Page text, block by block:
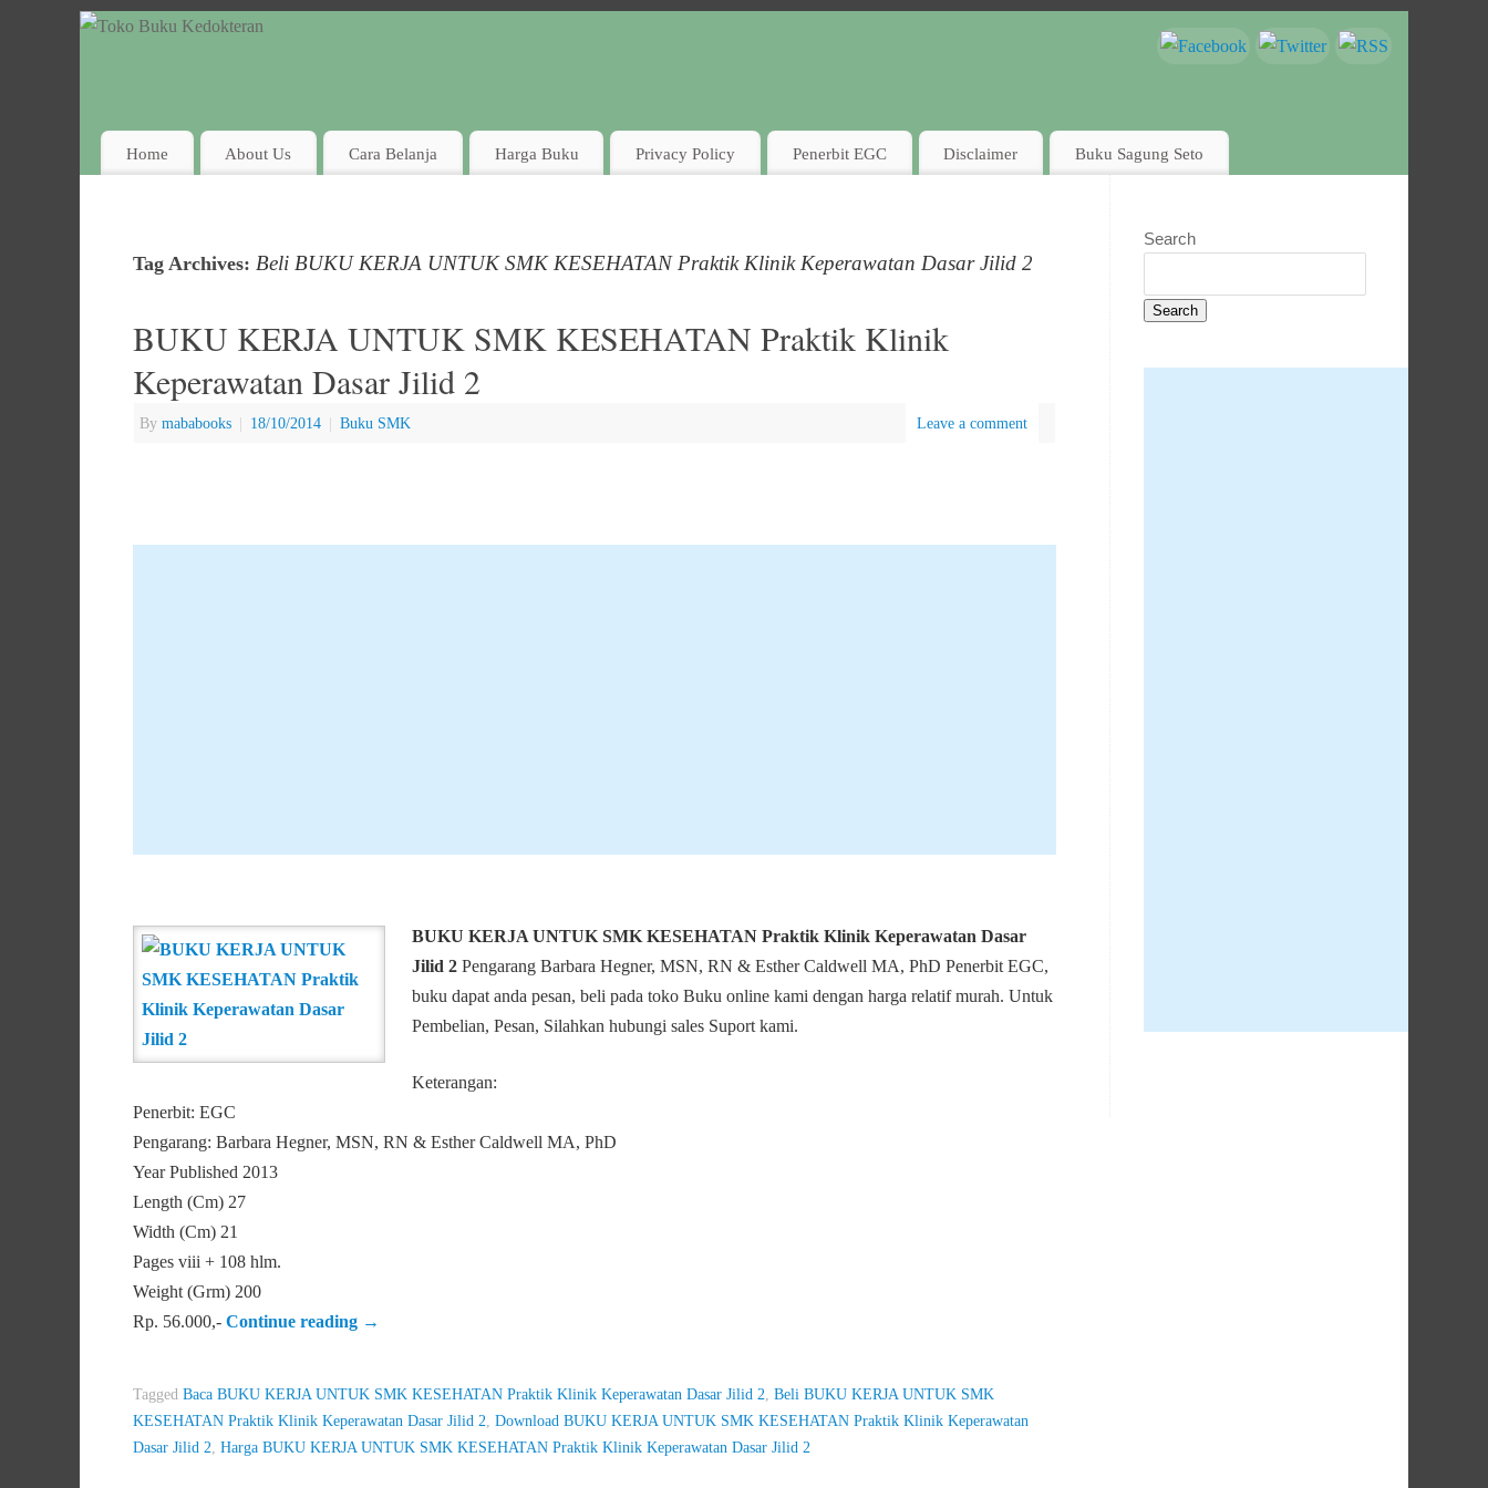
Home About Us Cara Belanja Harga Buku Privacy Policy Penerbit EGC Disclaimer Buku Sagung Seto
Tag Archives: Beli BUKU KERJA UNTUK SMK KESEHATAN Praktik Klinik Keperawatan Dasar Jilid 2
BUKU KERJA UNTUK SMK KESEHATAN Praktik Klinik
Keperawatan Dasar Jilid 2
By mababooks | 18/10/2014 | Buku SMK Leave a comment
BUKU KERJA UNTUK SMK KESEHATAN Praktik Klinik Keperawatan Dasar
Jilid 2 Pengarang Barbara Hegner, MSN, RN & Esther Caldwell MA, PhD Penerbit EGC,
buku dapat anda pesan, beli pada toko Buku online kami dengan harga relatif murah. Untuk
Pembelian, Pesan, Silahkan hubungi sales Suport kami.
Keterangan:
Penerbit: EGC
Pengarang: Barbara Hegner, MSN, RN & Esther Caldwell MA, PhD
Year Published 2013
Length (Cm) 27
Width (Cm) 21
Pages viii + 108 hlm.
Weight (Grm) 200
Rp. 56.000,- Continue reading →
Tagged Baca BUKU KERJA UNTUK SMK KESEHATAN Praktik Klinik Keperawatan Dasar Jilid 2 Beli BUKU KERJA UNTUK SMK
KESEHATAN Praktik Klinik Keperawatan Dasar Jilid 2 Download BUKU KERJA UNTUK SMK KESEHATAN Praktik Klinik Keperawatan
Dasar Jilid 2 Harga BUKU KERJA UNTUK SMK KESEHATAN Praktik Klinik Keperawatan Dasar Jilid 2
Search
Search